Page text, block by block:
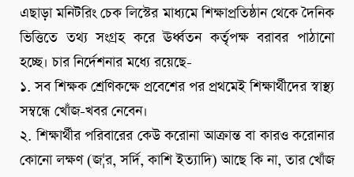
এছাড়া মনিটরিং চেক লিস্টের মাধ্যমে শিক্ষাপ্রতিষ্ঠান থেকে দৈনিক
ভিত্তিতে তথ্য সংগ্রহ করে ঊর্ধ্বতন কর্তৃপক্ষ বরাবর পাঠানো
হচ্ছে। চার নির্দেশনার মধ্যে রয়েছে-
১. সব শিক্ষক শ্রেণিকক্ষে প্রবেশের পর প্রথমেই শিক্ষার্থীদের স্বাস্থ্য
সম্বন্ধে খোঁজ-খবর নেবেন।
২. শিক্ষার্থীর পরিবারের কেউ করোনা আক্রান্ত বা কারও করোনার
কোনো লক্ষণ (জ¦র, সর্দি, কাশি ইত্যাদি) আছে কি না, তার খোঁজ